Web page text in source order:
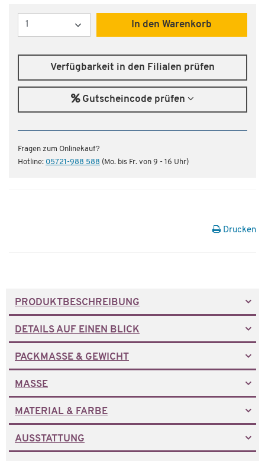
Menge
In den Warenkorb
Verfügbarkeit in den Filialen prüfen
Gutscheincode prüfen
Fragen zum Onlinekauf?
Hotline: 05721-988 588 (Mo. bis Fr. von 9 - 16 Uhr)
Drucken
PRODUKTBESCHREIBUNG
DETAILS AUF EINEN BLICK
PACKMASSE & GEWICHT
MASSE
MATERIAL & FARBE
AUSSTATTUNG